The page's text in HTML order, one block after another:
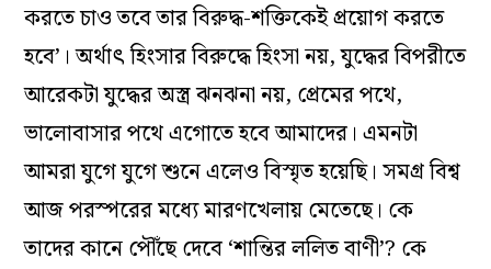
করতে চাও তবে তার বিরুদ্ধ-শক্তিকেই প্রয়োগ করতে
হবে’ ।অর্থাৎ হিংসার বিরুদ্ধে হিংসা নয়, যুদ্ধের বিপরীতে
আরেকটা যুদ্ধের অস্ত্র ঝনঝনা নয়, প্রেমের পথে,
ভালোবাসার পথে এগোতে হবে আমাদের। এমনটা
আমরা যুগে যুগে শুনে এলেও বিস্মৃত হয়েছি। সমগ্র বিশ্ব
আজ পরস্পরের মধ্যে মারণখেলায় মেতেছে। কে
তাদের কানে পৌঁছে দেবে ‘শান্তির ললিত বাণী’? কে